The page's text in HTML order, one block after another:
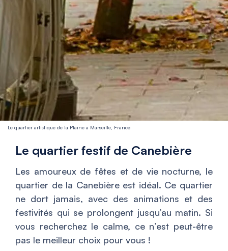
Le quartier artistique de la Plaine à Marseille, France
Le quartier festif de Canebière
Les amoureux de fêtes et de vie nocturne, le
quartier de la Canebière est idéal. Ce quartier
ne dort jamais, avec des animations et des
festivités qui se prolongent jusqu’au matin. Si
vous recherchez le calme, ce n’est peut-être
pas le meilleur choix pour vous !